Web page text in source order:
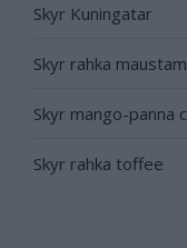
Skyr Kuningatar
Skyr rahka
Skyr mango-panna
Skyr rahka toffee